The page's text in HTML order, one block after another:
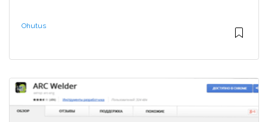
Ohutus